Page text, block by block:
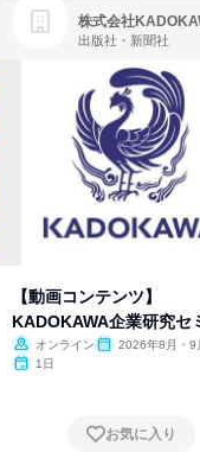
株式会社
出版社・新聞社
【動画コンテンツ】
KADOKAWA企業研究セ
オンライン
2026年8月・9
1日
お気に入り